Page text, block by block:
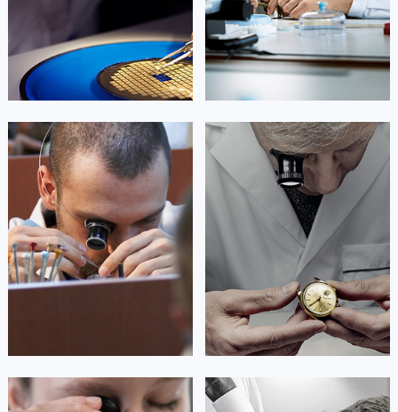
北京萧邦维修  上海萧邦维修
艾德琳·亚历桑德拉
资深萧邦技师
是萧邦售后服务中心
(萧邦保养中心)
的高级技师之一
Guangzhou Chopard Maintain center
 广州萧邦维修
艾莉森·安吉莉亚
资深萧邦技师
是萧邦售后服务中心
(萧邦保养中心)
的高级技师之一
Shenzhen Chopard Maintain center
 深圳萧邦维修
安尼塔·阿普里尔 贝亚特·布兰奇